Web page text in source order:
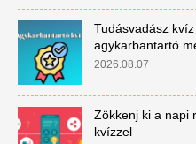
Tudásvadász
agykarbantartó
2026.08.07
Zökkenj ki a napi
kvízzel